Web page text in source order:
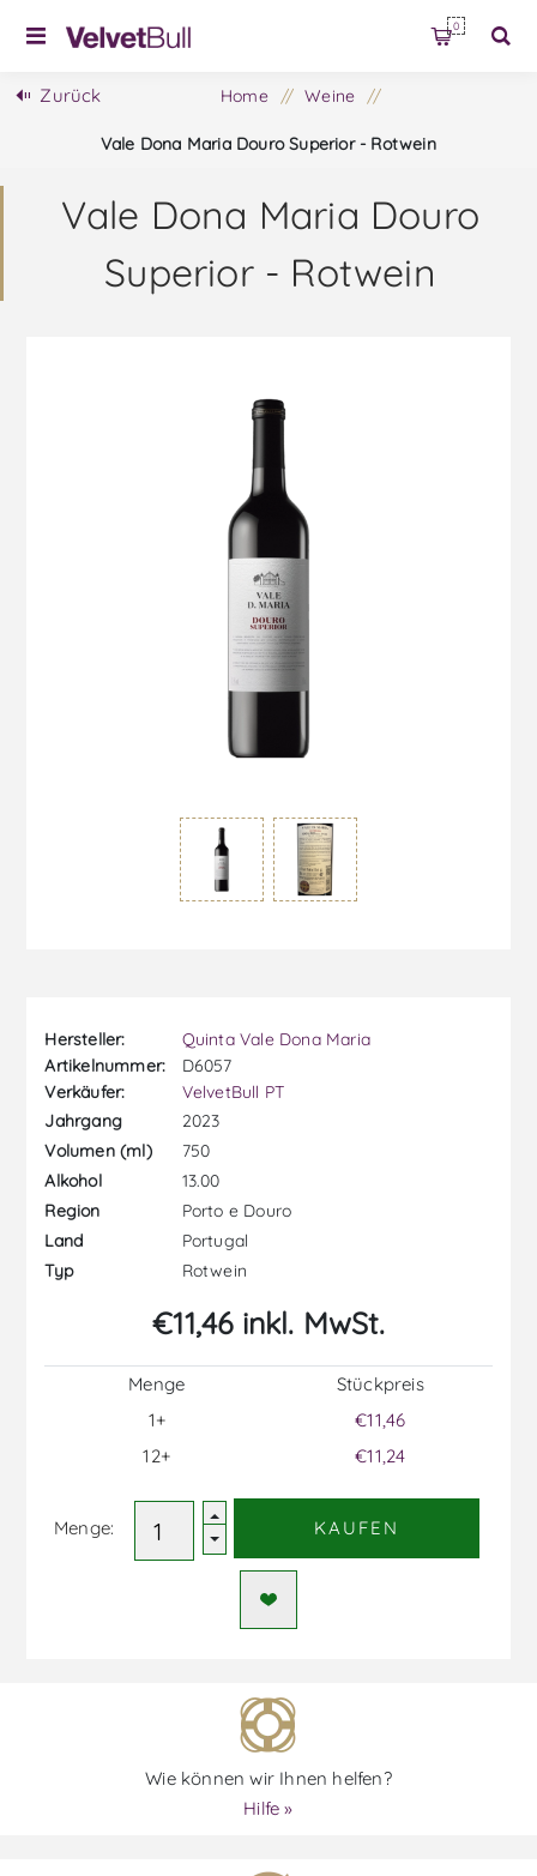
0
Zurück Home / Weine /
Vale Dona Maria Douro Superior - Rotwein
Vale Dona Maria Douro
Superior - Rotwein
Hersteller:
Quinta Vale Dona Maria
Artikelnummer:
D6057
Verkäufer:
VelvetBull PT
Jahrgang
2023
Volumen (ml)
750
Alkohol
13.00
Region
Porto e Douro
Land
Portugal
Typ
Rotwein
€11,46 inkl. MwSt.
Menge
1+
12+
Stückpreis
€11,46
€11,24
Menge: KAUFEN
Wie können wir Ihnen helfen?
Hilfe »